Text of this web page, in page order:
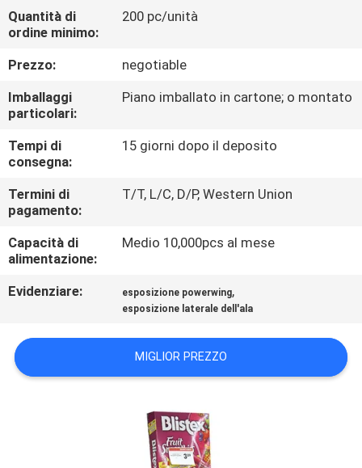
FABBRICA
CONTROLLO
DI
QUALITÀ
CONTATTICI
RICHIEDA
UNA
DEL
SITO
Quantità di
ordine minimo:
200 pc/unità
Prezzo:
negotiable
Imballaggi
particolari:
Piano imballato in cartone; o montato
Tempi di
consegna:
15 giorni dopo il deposito
Termini di
pagamento:
T/T, L/C, D/P, Western Union
Capacità di
alimentazione:
Medio 10,000pcs al mese
Evidenziare: esposizione powerwing,
esposizione laterale dell'ala
MIGLIOR PREZZO